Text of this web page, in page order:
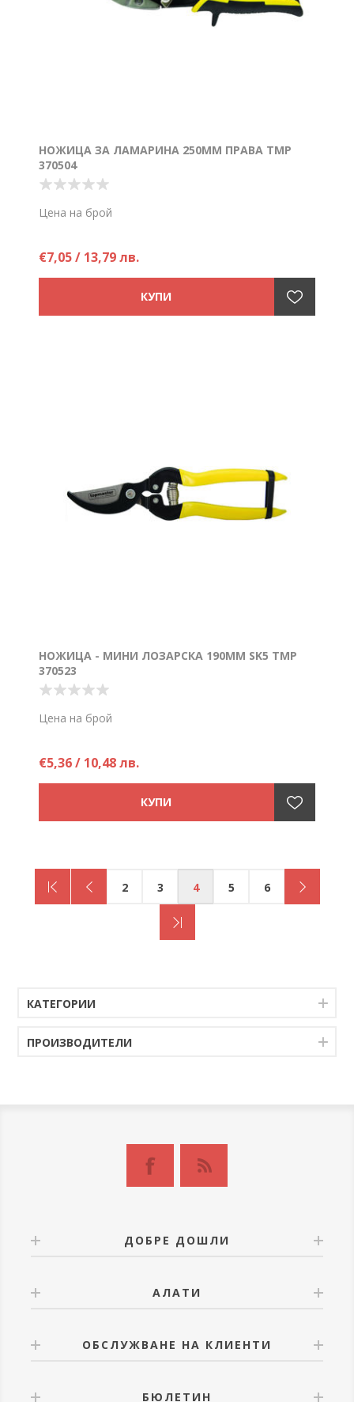
НОЖИЦА ЗА ЛАМАРИНА 250ММ ПРАВА TMP
370504
Цена на брой
€7,05 / 13,79 лв.
НОЖИЦА - МИНИ ЛОЗАРСКА 190ММ SK5 TMP
370523
Цена на брой
€5,36 / 10,48 лв.
2 3 4 5 6
КАТЕГОРИИ
ПРОИЗВОДИТЕЛИ
ДОБРЕ ДОШЛИ
АЛАТИ
ОБСЛУЖВАНЕ НА КЛИЕНТИ
БЮЛЕТИН